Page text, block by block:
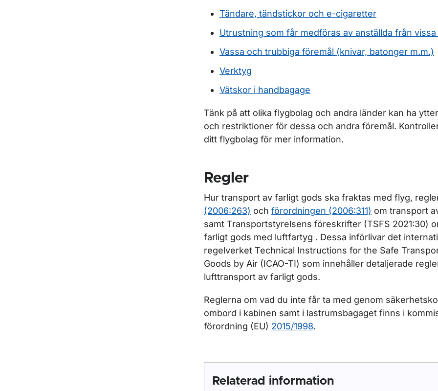
Tändare, tändstickor och e-cigaretter
Utrustning som får medföras av anställda från
Vassa och trubbiga föremål (knivar, batonger m.m.)
Verktyg
Vätskor i handbagage
Tänk på att olika flygbolag och andra länder kan ha
och restriktioner för dessa och andra föremål.
ditt flygbolag för mer information.
Regler
Hur transport av farligt gods ska fraktas med flyg,
(2006:263) och förordningen (2006:311) om transport
samt Transportstyrelsens föreskrifter (TSFS 2021:30)
farligt gods med luftfartyg . Dessa införlivar det
regelverket Technical Instructions for the Safe
Goods by Air (ICAO-TI) som innehåller detaljerade
lufttransport av farligt gods.
Reglerna om vad du inte får ta med genom
ombord i kabinen samt i lastrumsbagaget finns i
förordning (EU) 2015/1998.
Relaterad information